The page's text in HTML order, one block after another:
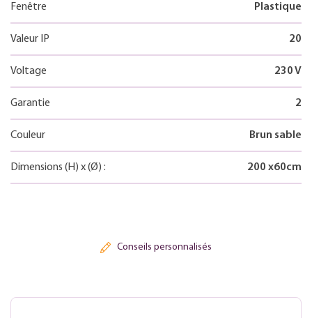
Fenêtre Plastique
Valeur IP 20
Voltage 230 V
Garantie 2
Couleur Brun sable
Dimensions (H) x(Ø) : 200 x60cm
Conseils personnalisés